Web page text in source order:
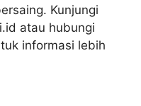
Kunjungi
atau hubungi
informasi lebih